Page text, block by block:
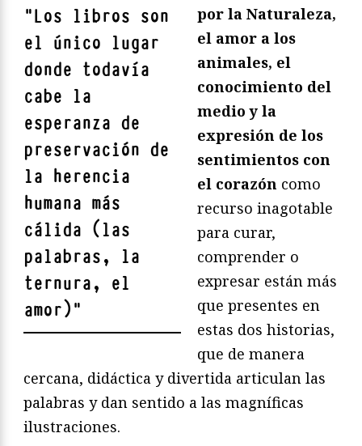
"Los libros son
el único lugar
donde todavía
cabe la
esperanza de
preservación de
la herencia
humana más
cálida (las
palabras, la
ternura, el
amor)"
por la Naturaleza,
el amor a los
animales, el
conocimiento del
medio y la
expresión de los
sentimientos con
el corazón como
recurso inagotable
para curar,
comprender o
expresar están más
que presentes en
estas dos historias,
que de manera
cercana, didáctica y divertida articulan las
palabras y dan sentido a las magníficas
ilustraciones.